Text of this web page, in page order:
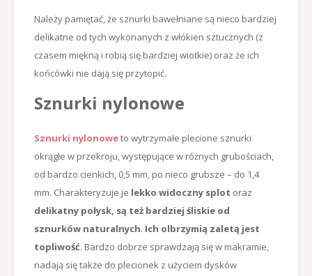
Należy pamiętać, że sznurki bawełniane są nieco bardziej
delikatne od tych wykonanych z włókien sztucznych (z
czasem miękną i robią się bardziej wiotkie) oraz że ich
końcówki nie dają się przytopić.
Sznurki nylonowe
Sznurki nylonoweto wytrzymałe plecione sznurki
okrągłe w przekroju, występujące w różnych grubościach,
od bardzo cienkich, 0,5 mm, po nieco grubsze – do 1,4
mm. Charakteryzuje je lekko widoczny splot oraz
delikatny połysk, są też bardziej śliskie od
sznurków naturalnych. Ich olbrzymią zaletą jest
topliwość. Bardzo dobrze sprawdzają się w makramie,
nadają się także do plecionek z użyciem dysków